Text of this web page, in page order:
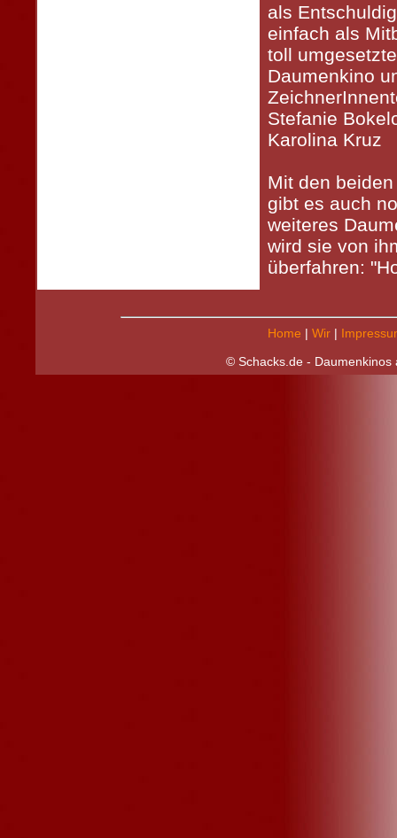
als
einfach als
toll
Daumenkino
Stefanie
Karolina Kruz
Mit den
gibt es auch
weiteres
wird sie von
überfahren:
Home | Wir|
© Schacks.de - Daumenkinos